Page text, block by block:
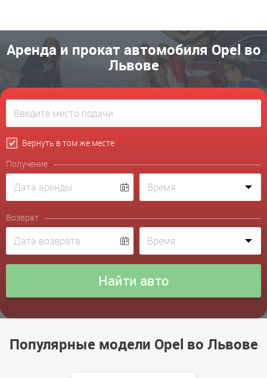
Аренда и прокат автомобиля Opel во
Львове
Вернуть в том же месте
Получение
Возврат
Популярные модели Opel во Львове